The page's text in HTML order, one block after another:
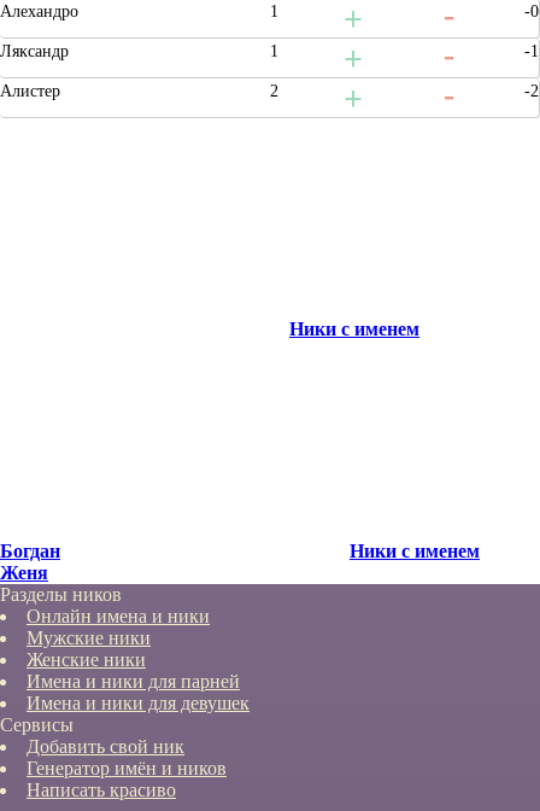
Алехандро 1 -0
Ляксандр 1 -1
Алистер 2 -2
Ники с именем
Богдан
Ники с именем
Женя
Разделы ников
Онлайн имена и ники
Мужские ники
Женские ники
Имена и ники для парней
Имена и ники для девушек
Сервисы
Добавить свой ник
Генератор имён и ников
Написать красиво